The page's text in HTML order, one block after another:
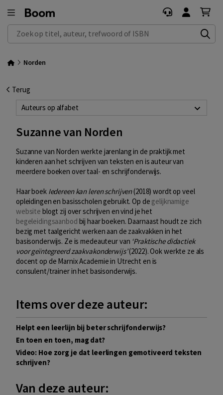
Zoek op titel, auteur, trefwoord of ISBN
Norden
Terug
Auteurs op alfabet
Suzanne van Norden
Suzanne van Norden werkte jarenlang in de praktijk met
kinderen aan het schrijven van teksten en is auteur van
meerdere boeken over taal- en schrijfonderwijs.
Haar boek Iedereen kan leren schrijven(2018) wordt op veel
opleidingen en basisscholen gebruikt. Op de gelijknamige
website blogt zij over schrijven en vind je het
begeleidingsaanbod bij haar boeken. Daarnaast houdt ze zich
bezig met taalgericht werken aan de zaakvakken in het
basisonderwijs. Ze is medeauteur van ‘Praktische didactiek
voor geïntegreerd zaakvakonderwijs’(2022). Ook werkte ze als
docent op de Marnix Academie in Utrecht en is
consulent/trainer in het basisonderwijs.
Items over deze auteur:
Helpt een leerlijn bij beter schrijfonderwijs?
En toen en toen, mag dat?
Video: Hoe zorg je dat leerlingen gemotiveerd teksten
schrijven?
Van deze auteur: